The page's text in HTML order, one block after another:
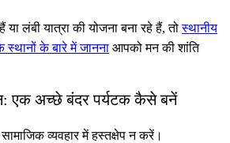
लंबी यात्रा की योजना बना रहे हैं, तोस्थानीय
के बारे में जानना आपको मन की शांति
एक अच्छे बंदर पर्यटक कैसे बनें
व्यवहार में हस्तक्षेप न करें।